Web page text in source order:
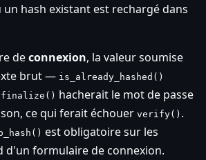
hash existant est rechargé dans
deconnexion, la valeur soumise
brut — is_already_hashed()
finalize() hacherait le mot de passe
ce qui ferait échouer verify() .
est obligatoire sur les
d'un formulaire de connexion.